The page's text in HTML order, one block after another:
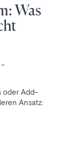
Was
oder Add-
Ansatz: